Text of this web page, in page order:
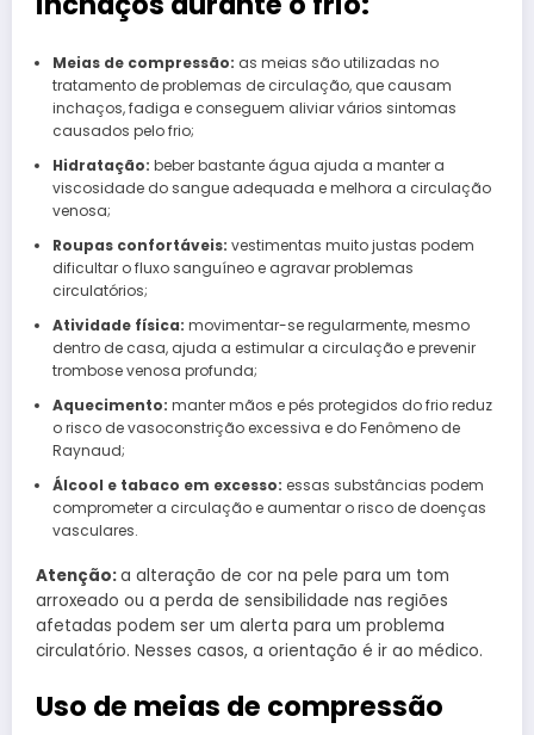
Meias de compressão: as meias são utilizadas no
tratamento de problemas de circulação, que causam
inchaços, fadiga e conseguem aliviar vários sintomas
causados pelo frio;
Hidratação: beber bastante água ajuda a manter a
viscosidade do sangue adequada e melhora a circulação
venosa;
Roupas confortáveis: vestimentas muito justas podem
dificultar o fluxo sanguíneo e agravar problemas
circulatórios;
Atividade física: movimentar-se regularmente, mesmo
dentro de casa, ajuda a estimular a circulação e prevenir
trombose venosa profunda;
Aquecimento: manter mãos e pés protegidos do frio reduz
o risco de vasoconstrição excessiva e do Fenômeno de
Raynaud;
Álcool e tabaco em excesso: essas substâncias podem
comprometer a circulação e aumentar o risco de doenças
vasculares.
Atenção:a alteração de cor na pele para um tom
arroxeado ou a perda de sensibilidade nas regiões
afetadas podem ser um alerta para um problema
circulatório. Nesses casos, a orientação é ir ao médico.
Uso de meias de compressão